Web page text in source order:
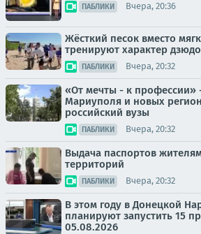
ПАБЛИКИ Вчера, 20:36
Жёсткий песок вместо
тренируют характер
ПАБЛИКИ Вчера, 20:32
«От мечты - к профессии»
Мариуполя и новых
российский вузы
ПАБЛИКИ Вчера, 20:32
Выдача паспортов
территорий
ПАБЛИКИ Вчера, 20:32
В этом году в Донецкой
планируют запустить 15
05.08.2026